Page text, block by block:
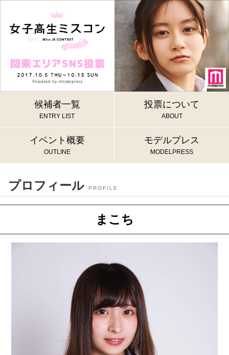
候補者一覧
ENTRY LIST
投票について
ABOUT
イベント概要
OUTLINE
モデルプレス
MODELPRESS
プロフィール PROFILE
まこち